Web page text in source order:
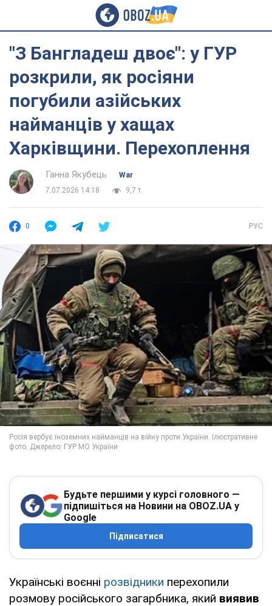
"З Бангладеш двоє": у ГУР
розкрили, як росіяни
погубили азійських
найманців у хащах
Харківщини. Перехоплення
Ганна Якубець
War
7.07.2026 14:18
9,7 т.
0 РУС
Будьте першими у курсі головного —
підпишіться на Новини на OBOZ.UA у
Google
Підписатися
Українські воєнні розвідники перехопили
розмову російського загарбника, який виявив